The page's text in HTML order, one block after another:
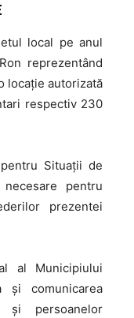
local pe anul
reprezentând
locație autorizată
respectiv 230
Situaţii de
pentru
prezentei
al Municipiului
şi comunicarea
şi persoanelor